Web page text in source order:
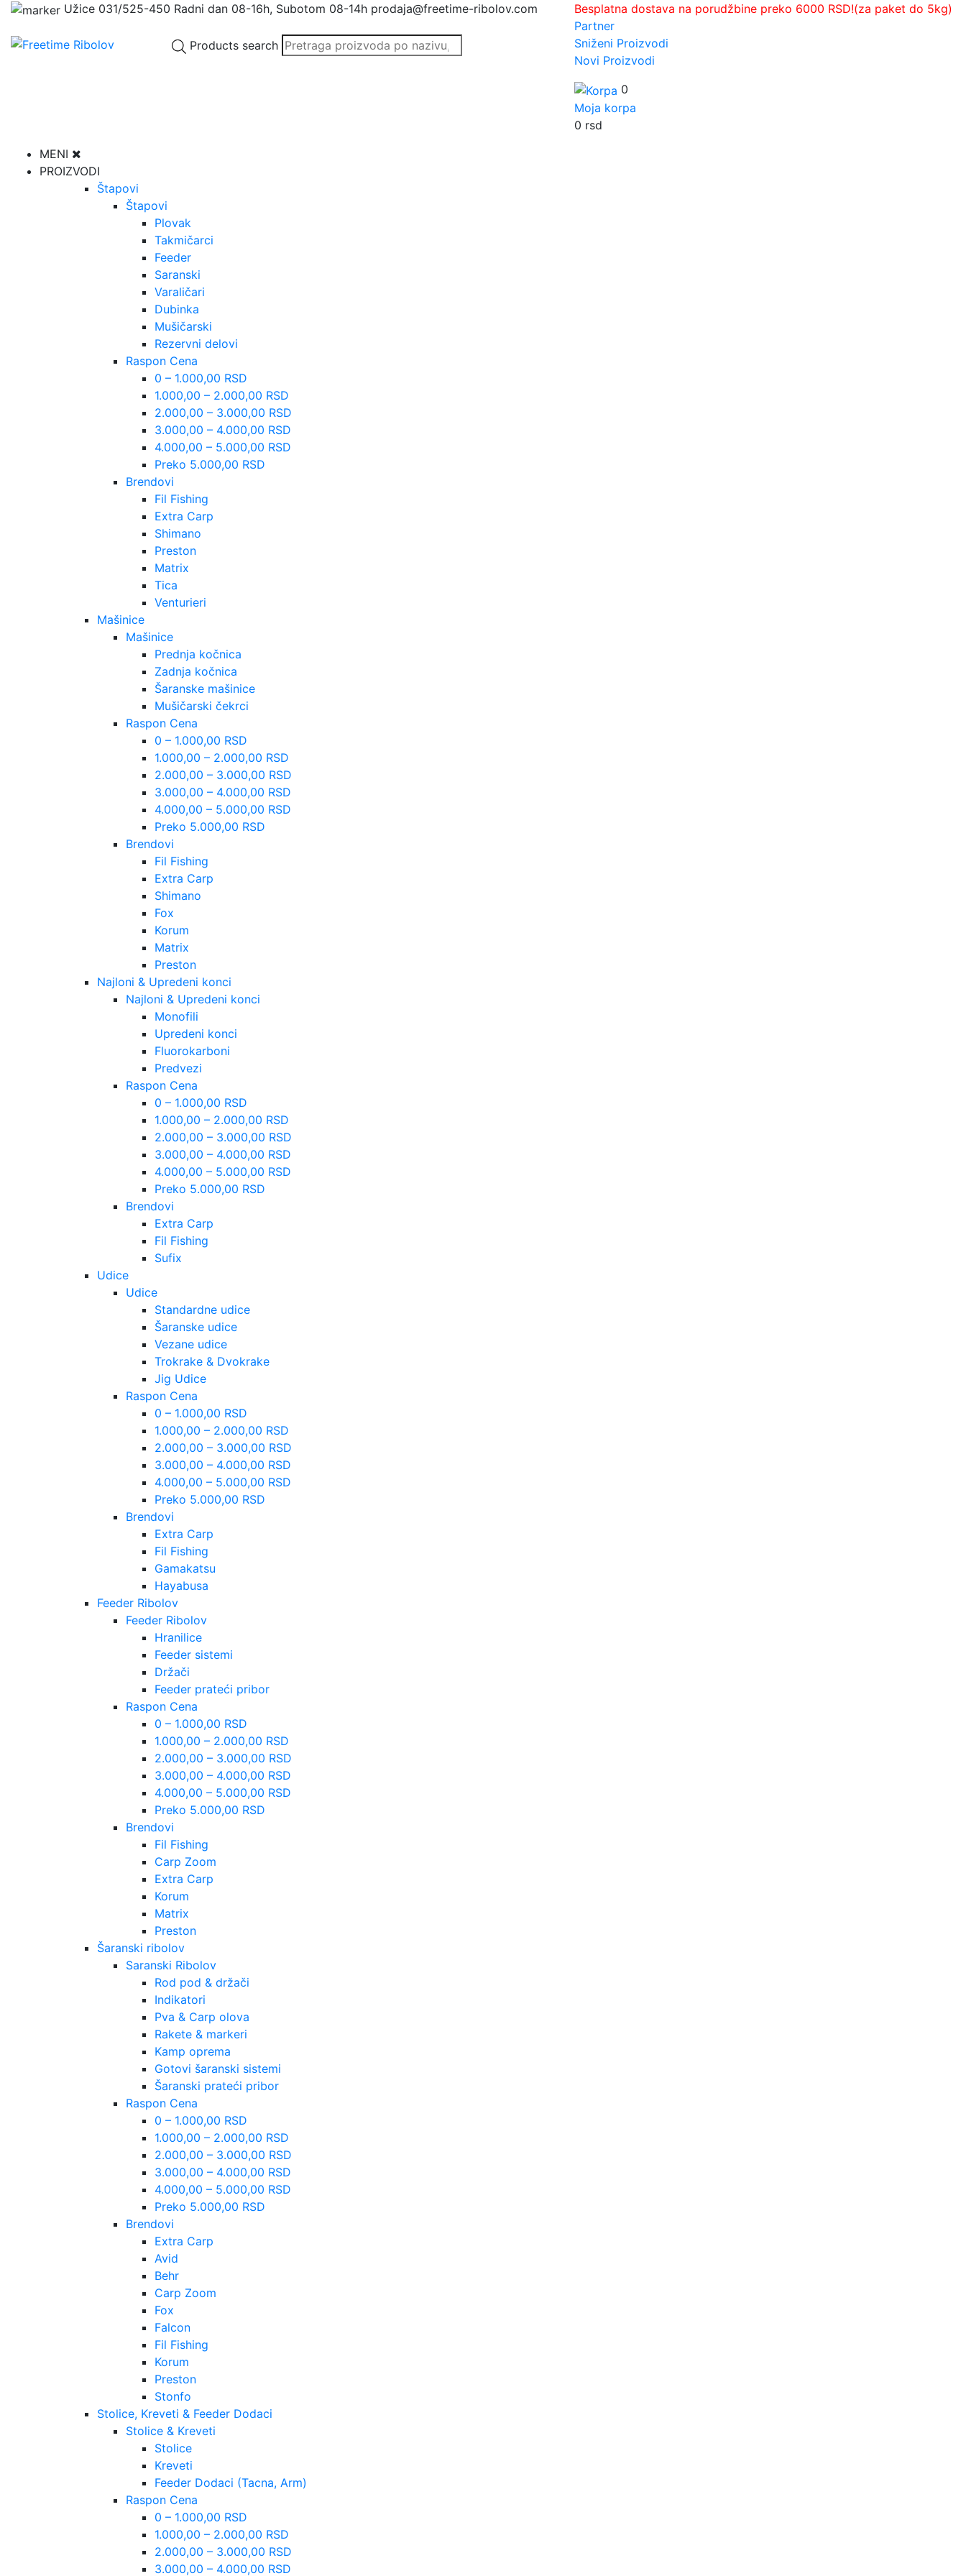
Užice 031/525-450 Radni dan 08-16h, Subotom 08-14h prodaja@freetime-ribolov.com
Besplatna dostava na porudžbine preko 6000 RSD!(za paket do 5kg)
Partner
Products search
Sniženi Proizvodi
Novi Proizvodi
0
Moja korpa
0 rsd
MENI
PROIZVODI
Štapovi
Štapovi
Plovak
Takmičarci
Feeder
Saranski
Varaličari
Dubinka
Mušičarski
Rezervni delovi
Raspon Cena
0 – 1.000,00 RSD
1.000,00 – 2.000,00 RSD
2.000,00 – 3.000,00 RSD
3.000,00 – 4.000,00 RSD
4.000,00 – 5.000,00 RSD
Preko 5.000,00 RSD
Brendovi
Fil Fishing
Extra Carp
Shimano
Preston
Matrix
Tica
Venturieri
Mašinice
Mašinice
Prednja kočnica
Zadnja kočnica
Šaranske mašinice
Mušičarski čekrci
Raspon Cena
0 – 1.000,00 RSD
1.000,00 – 2.000,00 RSD
2.000,00 – 3.000,00 RSD
3.000,00 – 4.000,00 RSD
4.000,00 – 5.000,00 RSD
Preko 5.000,00 RSD
Brendovi
Fil Fishing
Extra Carp
Shimano
Fox
Korum
Matrix
Preston
Najloni & Upredeni konci
Najloni & Upredeni konci
Monofili
Upredeni konci
Fluorokarboni
Predvezi
Raspon Cena
0 – 1.000,00 RSD
1.000,00 – 2.000,00 RSD
2.000,00 – 3.000,00 RSD
3.000,00 – 4.000,00 RSD
4.000,00 – 5.000,00 RSD
Preko 5.000,00 RSD
Brendovi
Extra Carp
Fil Fishing
Sufix
Udice
Udice
Standardne udice
Šaranske udice
Vezane udice
Trokrake & Dvokrake
Jig Udice
Raspon Cena
0 – 1.000,00 RSD
1.000,00 – 2.000,00 RSD
2.000,00 – 3.000,00 RSD
3.000,00 – 4.000,00 RSD
4.000,00 – 5.000,00 RSD
Preko 5.000,00 RSD
Brendovi
Extra Carp
Fil Fishing
Gamakatsu
Hayabusa
Feeder Ribolov
Feeder Ribolov
Hranilice
Feeder sistemi
Držači
Feeder prateći pribor
Raspon Cena
0 – 1.000,00 RSD
1.000,00 – 2.000,00 RSD
2.000,00 – 3.000,00 RSD
3.000,00 – 4.000,00 RSD
4.000,00 – 5.000,00 RSD
Preko 5.000,00 RSD
Brendovi
Fil Fishing
Carp Zoom
Extra Carp
Korum
Matrix
Preston
Šaranski ribolov
Saranski Ribolov
Rod pod & držači
Indikatori
Pva & Carp olova
Rakete & markeri
Kamp oprema
Gotovi šaranski sistemi
Šaranski prateći pribor
Raspon Cena
0 – 1.000,00 RSD
1.000,00 – 2.000,00 RSD
2.000,00 – 3.000,00 RSD
3.000,00 – 4.000,00 RSD
4.000,00 – 5.000,00 RSD
Preko 5.000,00 RSD
Brendovi
Extra Carp
Avid
Behr
Carp Zoom
Fox
Falcon
Fil Fishing
Korum
Preston
Stonfo
Stolice, Kreveti & Feeder Dodaci
Stolice & Kreveti
Stolice
Kreveti
Feeder Dodaci (Tacna, Arm)
Raspon Cena
0 – 1.000,00 RSD
1.000,00 – 2.000,00 RSD
2.000,00 – 3.000,00 RSD
3.000,00 – 4.000,00 RSD